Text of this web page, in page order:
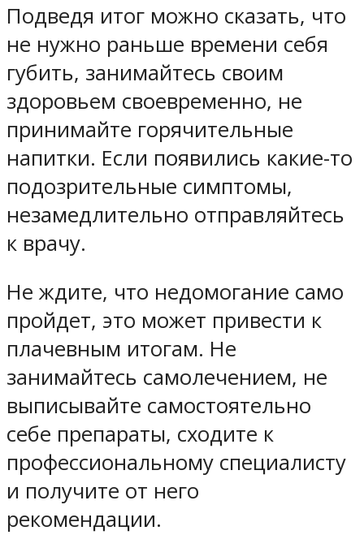
Подведя итог можно сказать, что
не нужно раньше времени себя
губить, занимайтесь своим
здоровьем своевременно, не
принимайте горячительные
напитки. Если появились какие-то
подозрительные симптомы,
незамедлительно отправляйтесь
к врачу.
Не ждите, что недомогание само
пройдет, это может привести к
плачевным итогам. Не
занимайтесь самолечением, не
выписывайте самостоятельно
себе препараты, сходите к
профессиональному специалисту
и получите от него
рекомендации.